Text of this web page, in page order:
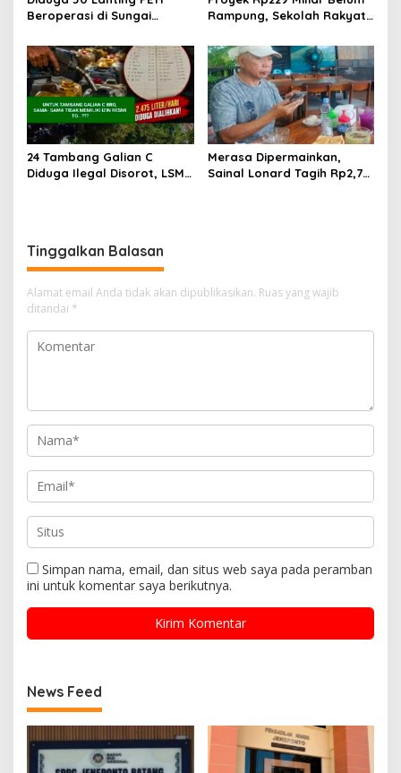
Beroperasi di Sungai
Aparat Bongkar Aktor di
Balik Tambang Emas Ilegal
Rampung, Sekolah Rakyat
Dugaan Pembatasan
Jurnalis Disorot
24 Tambang Galian C
Diduga Ilegal Disorot, LSM
Merasa Dipermainkan,
Sainal Lonard Tagih Rp2,75
Tinggalkan Balasan
Alamat email Anda tidak akan dipublikasikan. Ruas yang wajib
ditandai *
Simpan nama, email, dan situs web saya pada peramban
ini untuk komentar saya berikutnya.
News Feed